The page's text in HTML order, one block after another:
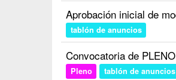
Aprobación inicial de
tablón de anuncios
Convocatoria de
Pleno tablón de anuncios